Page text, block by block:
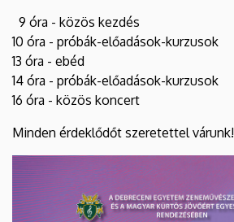
9 óra - közös kezdés
10 óra - próbák-előadások-kurzusok
13 óra - ebéd
14 óra - próbák-előadások-kurzusok
16 óra - közös koncert
Minden érdeklődőt szeretettel várunk!